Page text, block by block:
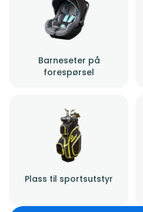
Barneseter på
forespørsel
Plass til sportsutstyr